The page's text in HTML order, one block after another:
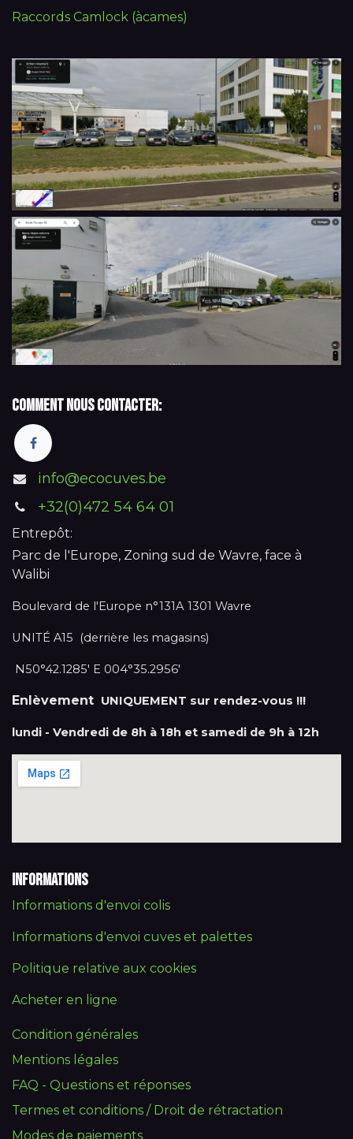
Raccords Camlock (àcames)
Comment nous contacter:
info@ecocuves.be
+32(0)472 54 64 01
Entrepôt:
Parc de l'Europe, Zoning sud de Wavre, face à
Walibi
Boulevard de l'Europe n°131A 1301 Wavre
UNITÉ A15 (derrière les magasins)
N50°42.1285' E 004°35.2956'
Enlèvement UNIQUEMENT sur rendez-vous !!!
lundi - Vendredi de 8h à 18h et samedi de 9h à 12h
Informations
Informations d'envoi colis
Informations d'envoi cuves et palettes
Politique relative aux cookies
Acheter en ligne
Condition générales
Mentions légales
FAQ - Questions et réponses
Termes et conditions / Droit de rétractation
Modes de paiements